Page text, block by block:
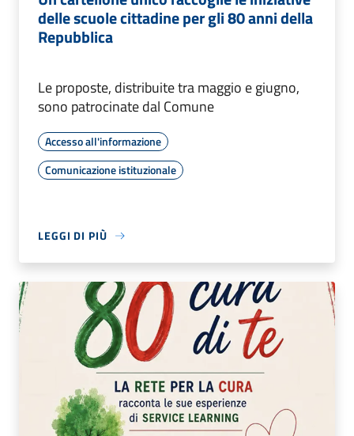
delle scuole cittadine per gli 80 anni della
Repubblica
Le proposte, distribuite tra maggio e giugno,
sono patrocinate dal Comune
Accesso all'informazione
Comunicazione istituzionale
LEGGI DI PIÙ